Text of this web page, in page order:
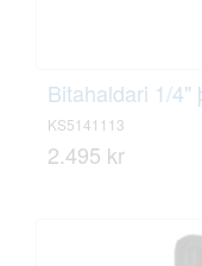
Bitahaldari 1/4"
KS5141113
2.495 kr